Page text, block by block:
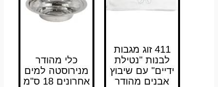
411 זוג מגבות
לבנות "נטילת
ידיים" עם שיבוץ
אבנים מהודר
כלי מהודר
מנירוסטה למים
אחרונים 18 ס"מ